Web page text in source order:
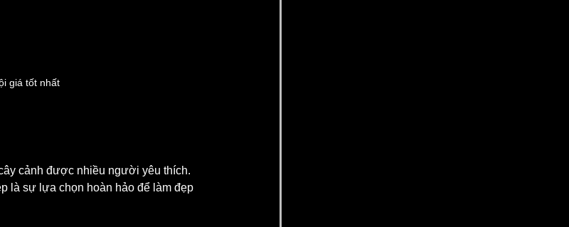
giá tốt nhất
cảnh được nhiều người yêu thích.
là sự lựa chọn hoàn hảo để làm đẹp